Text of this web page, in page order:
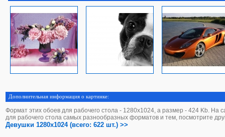
Дополнительная информация о картинке:
Формат этих обоев для рабочего стола - 1280х1024, а размер - 424 Kb. На
для рабочего стола самых разнообразных форматов и тем, посмотрите
Девушки 1280x1024 (всего: 622 шт.) >>